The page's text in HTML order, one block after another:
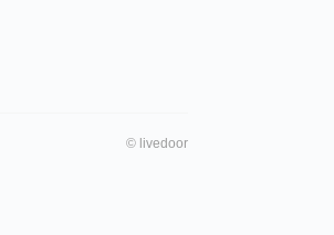
© livedoor